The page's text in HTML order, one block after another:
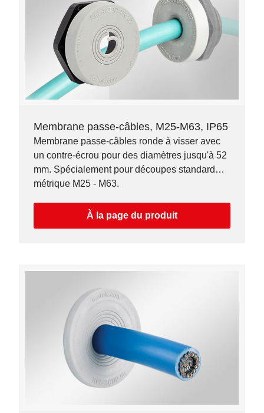
Membrane passe-câbles, M25-M63, IP65
Membrane passe-câbles ronde à visser avec
un contre-écrou pour des diamètres jusqu'à 52
mm. Spécialement pour découpes standard
métrique M25 - M63.
À la page du produit